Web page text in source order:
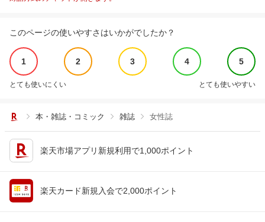
このページの使いやすさはいかがでしたか？
1 2 3 4 5
とても使いにくい とても使いやすい
本・雑誌・コミック 雑誌 女性誌
楽天市場アプリ新規利用で1,000ポイント
楽天カード新規入会で2,000ポイント